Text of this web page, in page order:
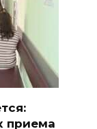
приема